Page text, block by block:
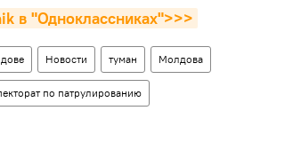
в "Одноклассниках">>>
Новости туман Молдова
по патрулированию